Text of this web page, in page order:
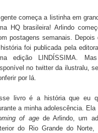
começa a listinha em
HQ brasileira! Arlindo
postagens semanais. Depois
foi publicada pela
edição LINDÍSSIMA.
no twitterda ilustralu,
por lá.
livro é a história que eu
a minha adolescência. Ela
of agede Arlindo, um
do Rio Grande do Norte,